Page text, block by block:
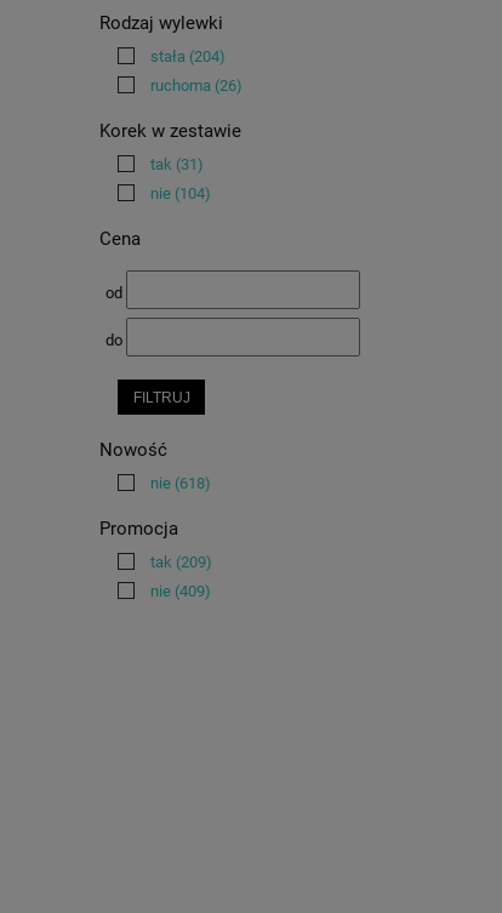
Rodzaj wylewki
stała (204)
ruchoma (26)
Korek w zestawie
tak (31)
nie (104)
Cena
od
do
FILTRUJ
Nowość
nie (618)
Promocja
tak (209)
nie (409)